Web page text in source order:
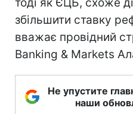
збільшити ставку
вважає провідний
Banking & Markets
Не упустите
наши